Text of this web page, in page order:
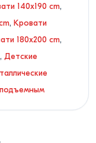
140x190 cm,
, Кровати
180x200 cm,
, Детские
с